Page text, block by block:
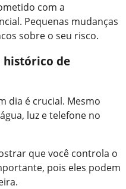
com a
Pequenas mudanças
sobre o seu risco.
histórico de
dia é crucial. Mesmo
luz e telefone no
que você controla o
pois eles podem